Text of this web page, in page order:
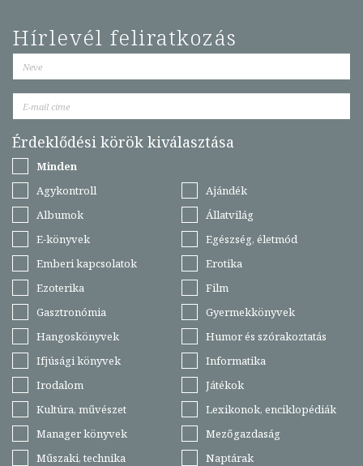
Hírlevél feliratkozás
Érdeklődési körök kiválasztása
Minden
Agykontroll
Ajándék
Albumok
Állatvilág
E-könyvek
Egészség, életmód
Emberi kapcsolatok
Erotika
Ezoterika
Film
Gasztronómia
Gyermekkönyvek
Hangoskönyvek
Humor és szórakoztatás
Ifjúsági könyvek
Informatika
Irodalom
Játékok
Kultúra, művészet
Lexikonok, enciklopédiák
Manager könyvek
Mezőgazdaság
Műszaki, technika
Naptárak